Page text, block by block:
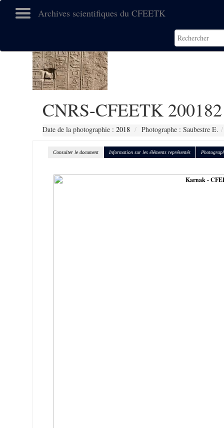
Archives scientifiques du CFEETK
CNRS-CFEETK 200182
Date de la photographie : 2018 Photographe : Saubestre E.
Consulter le document Information sur les éléments représentés